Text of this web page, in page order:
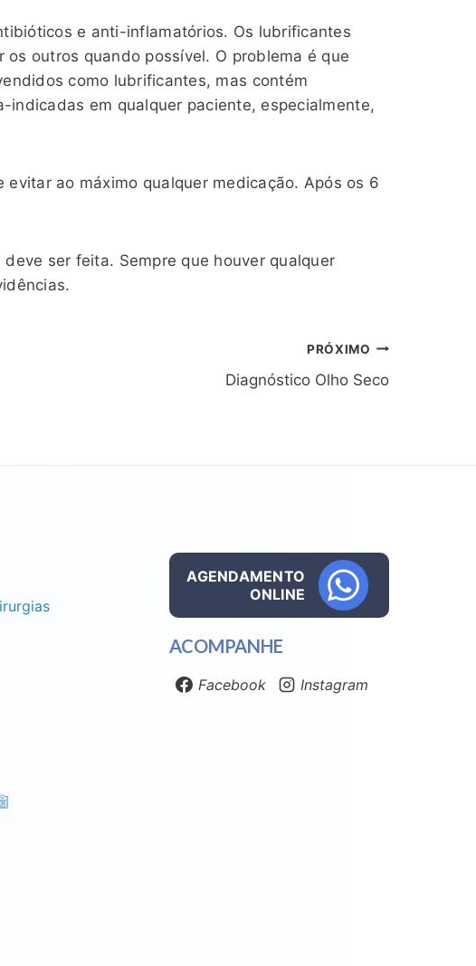
e anti-inflamatórios. Os lubrificantes
os outros quando possível. O problema é que
como lubrificantes, mas contém
em qualquer paciente, especialmente,
ao máximo qualquer medicação. Após os 6
ser feita. Sempre que houver qualquer
PRÓXIMO
Diagnóstico Olho Seco
AGENDAMENTO
ONLINE
ACOMPANHE
Facebook Instagram